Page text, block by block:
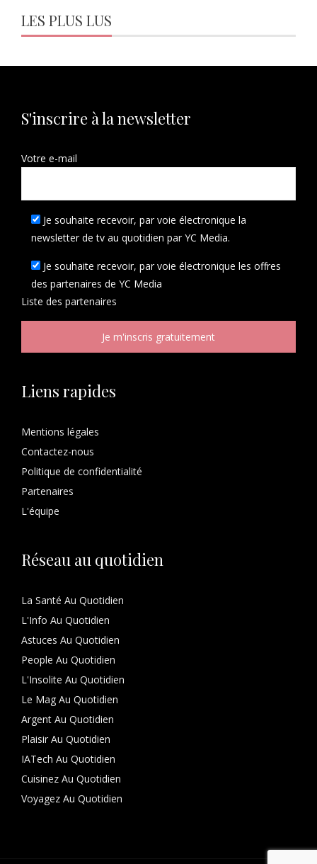
LES PLUS LUS
S'inscrire à la newsletter
Votre e-mail
Je souhaite recevoir, par voie électronique la
newsletter de tv au quotidien par YC Media.
Je souhaite recevoir, par voie électronique les offres
des partenaires de YC Media
Liste des partenaires
Liens rapides
Mentions légales
Contactez-nous
Politique de confidentialité
Partenaires
L'équipe
Réseau au quotidien
La Santé Au Quotidien
L'Info Au Quotidien
Astuces Au Quotidien
People Au Quotidien
L'Insolite Au Quotidien
Le Mag Au Quotidien
Argent Au Quotidien
Plaisir Au Quotidien
IATech Au Quotidien
Cuisinez Au Quotidien
Voyagez Au Quotidien